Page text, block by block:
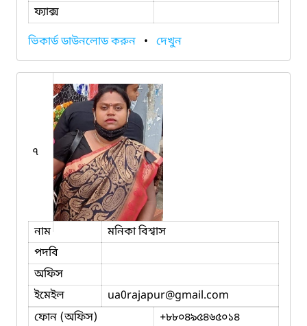
ফ্যাক্স
ভিকার্ড ডাউনলোড করুন • দেখুন
৭
নাম
মনিকা বিশ্বাস
পদবি
অফিস
ইমেইল
ua0rajapur@gmail.com
ফোন (অফিস)
+৮৮০৪৯৫৪৬৫০১৪